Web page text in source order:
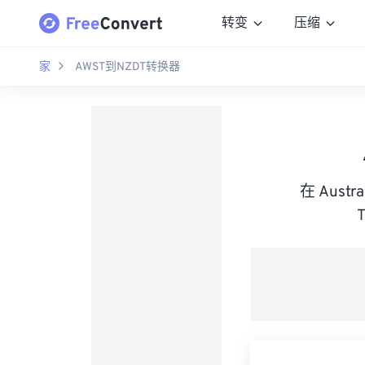
转变 压缩
家 AWST到NZDT转换器
在